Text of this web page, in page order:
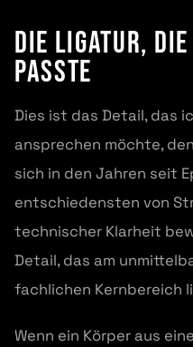
Die Ligatur,
passte
Dies ist das Detail, das
ansprechen möchte,
sich in den Jahren seit
entschiedensten von
technischer Klarheit
Detail, das am
fachlichen Kernbereich
Wenn ein Körper aus